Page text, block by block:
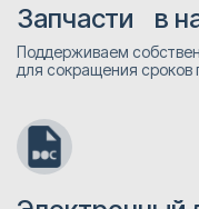
Запчасти в
Поддерживаем
для сокращения сроков